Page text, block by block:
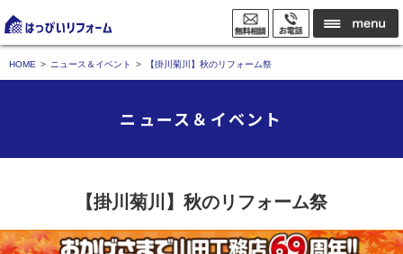
HOME ニュース＆イベント 【掛川菊川】秋のリフォーム祭
ニュース＆イベント
【掛川菊川】秋のリフォーム祭